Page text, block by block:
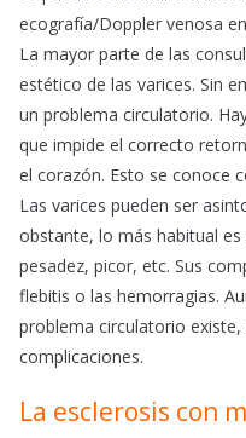
ecografía/Doppler venosa
La mayor parte de las
estético de las varices. Sin
un problema circulatorio.
que impide el correcto
el corazón. Esto se conoce
Las varices pueden ser
obstante, lo más habitual
pesadez, picor, etc. Sus
flebitis o las hemorragias.
problema circulatorio
complicaciones.
La esclerosis con